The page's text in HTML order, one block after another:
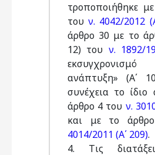
τροποποιήθηκε
τουν. 4042/2012
άρθρο 30 με το
12) του ν. 1892/
ανάπτυξη» (Α΄
συνέχεια το
άρθρο 4 του ν.
και με το
4014/2011 (Α΄ 209).
4. Tις